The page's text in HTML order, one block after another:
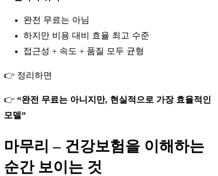
완전 무료는 아님
하지만 비용 대비 효율 최고 수준
접근성 + 속도 + 품질 모두 균형
👉 정리하면
👉 “완전 무료는 아니지만, 현실적으로 가장 효율적인
모델”
마무리 – 건강보험을 이해하는
순간 보이는 것